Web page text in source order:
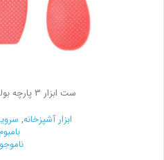
ست ابزار 3 پارچه بولی بامبوم B0709
ابزار آشپزخانه,